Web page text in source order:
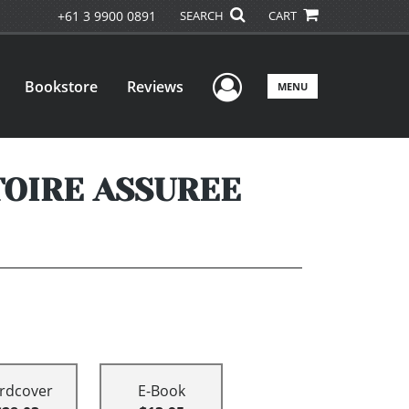
+61 3 9900 0891 SEARCH CART
Bookstore Reviews User Menu
MENU
ASSUREE
E-Book